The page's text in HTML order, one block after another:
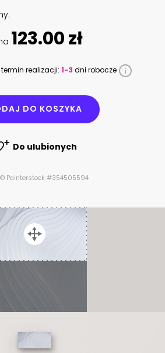
123.00 zł
realizacji: 1-3 dni robocze
DO KOSZYKA
Do ulubionych
Painterstock #354505594